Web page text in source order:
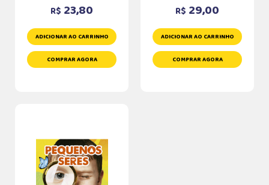
R$ 23,80
ADICIONAR AO CARRINHO
COMPRAR AGORA
R$ 29,00
ADICIONAR AO CARRINHO
COMPRAR AGORA